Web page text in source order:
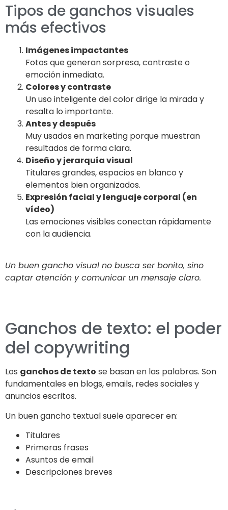
Tipos de ganchos visuales
más efectivos
Imágenes impactantes
Fotos que generan sorpresa, contraste o
emoción inmediata.
Colores y contraste
Un uso inteligente del color dirige la mirada y
resalta lo importante.
Antes y después
Muy usados en marketing porque muestran
resultados de forma clara.
Diseño y jerarquía visual
Titulares grandes, espacios en blanco y
elementos bien organizados.
Expresión facial y lenguaje corporal (en
vídeo)
Las emociones visibles conectan rápidamente
con la audiencia.
Un buen gancho visual no busca ser bonito, sino
captar atención y comunicar un mensaje claro.
Ganchos de texto: el poder
del copywriting
Los ganchos de texto se basan en las palabras. Son
fundamentales en blogs, emails, redes sociales y
anuncios escritos.
Un buen gancho textual suele aparecer en:
Titulares
Primeras frases
Asuntos de email
Descripciones breves